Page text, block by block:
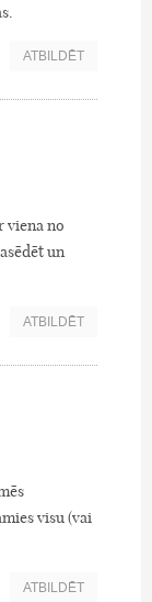
ATBILDĒT
viena no
un
ATBILDĒT
visu (vai
ATBILDĒT